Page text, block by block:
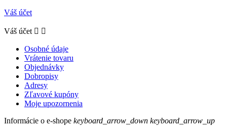
Váš účet
Váš účet  
Osobné údaje
Vrátenie tovaru
Objednávky
Dobropisy
Adresy
Zľavové kupóny
Moje upozornenia
Informácie o e-shope keyboard_arrow_down keyboard_arrow_up